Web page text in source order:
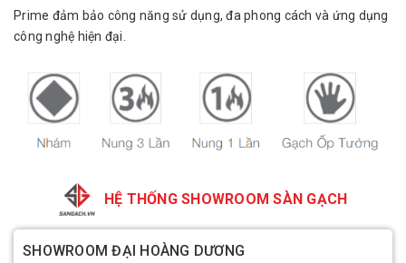
Prime đảm bảo công năng sử dụng, đa phong cách và ứng dụng
công nghệ hiện đại.
HỆ THỐNG SHOWROOM SÀN GẠCH
SHOWROOM ĐẠI HOÀNG DƯƠNG